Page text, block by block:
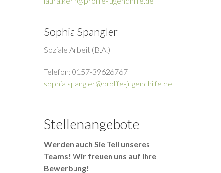
Sophia Spangler
Soziale Arbeit (B.A.)
Telefon: 0157-39626767
sophia.spangler@prolife-jugendhilfe.de
Stellenangebote
Werden auch Sie Teil unseres
Teams! Wir freuen uns auf Ihre
Bewerbung!